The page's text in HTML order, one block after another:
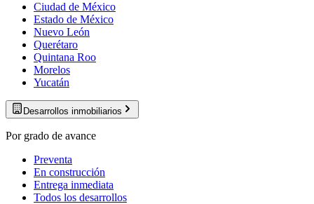
Ciudad de México
Estado de México
Nuevo León
Querétaro
Quintana Roo
Morelos
Yucatán
Desarrollos inmobiliarios
Por grado de avance
Preventa
En construcción
Entrega inmediata
Todos los desarrollos